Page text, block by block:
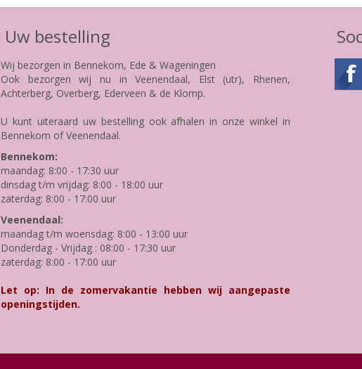
Uw bestelling
Wij bezorgen in Bennekom, Ede & Wageningen
Ook bezorgen wij nu in Veenendaal, Elst (utr), Rhenen,
Achterberg, Overberg, Ederveen & de Klomp.
U kunt uiteraard uw bestelling ook afhalen in onze winkel in
Bennekom of Veenendaal.
Bennekom:
maandag: 8:00 - 17:30 uur
dinsdag t/m vrijdag: 8:00 - 18:00 uur
zaterdag: 8:00 - 17:00 uur
Veenendaal:
maandag t/m woensdag: 8:00 - 13:00 uur
Donderdag - Vrijdag : 08:00 - 17:30 uur
zaterdag: 8:00 - 17:00 uur
Let op: In de zomervakantie hebben wij aangepaste
openingstijden.